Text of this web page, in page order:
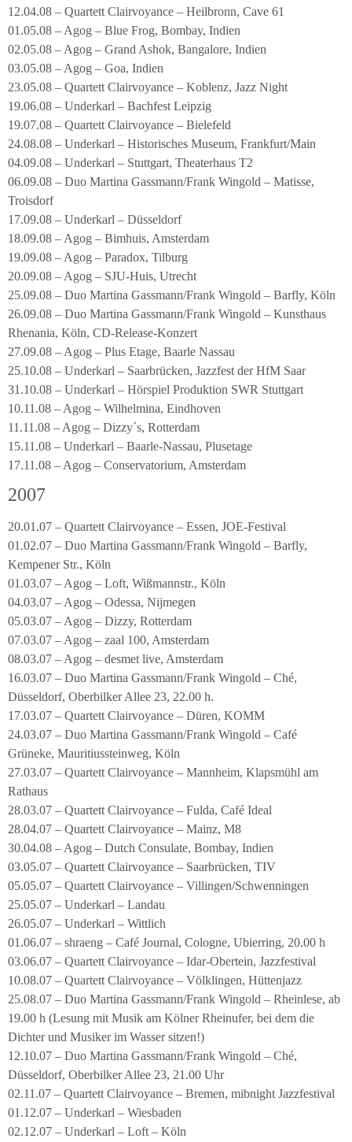
12.04.08 – Quartett Clairvoyance – Heilbronn, Cave 61
01.05.08 – Agog – Blue Frog, Bombay, Indien
02.05.08 – Agog – Grand Ashok, Bangalore, Indien
03.05.08 – Agog – Goa, Indien
23.05.08 – Quartett Clairvoyance – Koblenz, Jazz Night
19.06.08 – Underkarl – Bachfest Leipzig
19.07.08 – Quartett Clairvoyance – Bielefeld
24.08.08 – Underkarl – Historisches Museum, Frankfurt/Main
04.09.08 – Underkarl – Stuttgart, Theaterhaus T2
06.09.08 – Duo Martina Gassmann/Frank Wingold – Matisse,
Troisdorf
17.09.08 – Underkarl – Düsseldorf
18.09.08 – Agog – Bimhuis, Amsterdam
19.09.08 – Agog – Paradox, Tilburg
20.09.08 – Agog – SJU-Huis, Utrecht
25.09.08 – Duo Martina Gassmann/Frank Wingold – Barfly, Köln
26.09.08 – Duo Martina Gassmann/Frank Wingold – Kunsthaus
Rhenania, Köln, CD-Release-Konzert
27.09.08 – Agog – Plus Etage, Baarle Nassau
25.10.08 – Underkarl – Saarbrücken, Jazzfest der HfM Saar
31.10.08 – Underkarl – Hörspiel Produktion SWR Stuttgart
10.11.08 – Agog – Wilhelmina, Eindhoven
11.11.08 – Agog – Dizzy´s, Rotterdam
15.11.08 – Underkarl – Baarle-Nassau, Plusetage
17.11.08 – Agog – Conservatorium, Amsterdam
2007
20.01.07 – Quartett Clairvoyance – Essen, JOE-Festival
01.02.07 – Duo Martina Gassmann/Frank Wingold – Barfly,
Kempener Str., Köln
01.03.07 – Agog – Loft, Wißmannstr., Köln
04.03.07 – Agog – Odessa, Nijmegen
05.03.07 – Agog – Dizzy, Rotterdam
07.03.07 – Agog – zaal 100, Amsterdam
08.03.07 – Agog – desmet live, Amsterdam
16.03.07 – Duo Martina Gassmann/Frank Wingold – Ché,
Düsseldorf, Oberbilker Allee 23, 22.00 h.
17.03.07 – Quartett Clairvoyance – Düren, KOMM
24.03.07 – Duo Martina Gassmann/Frank Wingold – Café
Grüneke, Mauritiussteinweg, Köln
27.03.07 – Quartett Clairvoyance – Mannheim, Klapsmühl am
Rathaus
28.03.07 – Quartett Clairvoyance – Fulda, Café Ideal
28.04.07 – Quartett Clairvoyance – Mainz, M8
30.04.08 – Agog – Dutch Consulate, Bombay, Indien
03.05.07 – Quartett Clairvoyance – Saarbrücken, TIV
05.05.07 – Quartett Clairvoyance – Villingen/Schwenningen
25.05.07 – Underkarl – Landau
26.05.07 – Underkarl – Wittlich
01.06.07 – shraeng – Café Journal, Cologne, Ubierring, 20.00 h
03.06.07 – Quartett Clairvoyance – Idar-Obertein, Jazzfestival
10.08.07 – Quartett Clairvoyance – Völklingen, Hüttenjazz
25.08.07 – Duo Martina Gassmann/Frank Wingold – Rheinlese, ab
19.00 h (Lesung mit Musik am Kölner Rheinufer, bei dem die
Dichter und Musiker im Wasser sitzen!)
12.10.07 – Duo Martina Gassmann/Frank Wingold – Ché,
Düsseldorf, Oberbilker Allee 23, 21.00 Uhr
02.11.07 – Quartett Clairvoyance – Bremen, mibnight Jazzfestival
01.12.07 – Underkarl – Wiesbaden
02.12.07 – Underkarl – Loft – Köln